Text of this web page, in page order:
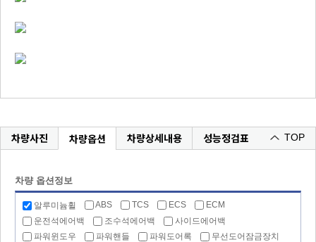
차량사진 차량옵션 차량상세내용 성능정검표 TOP
차량 옵션정보
알루미늄휠 ABS TCS ECS
ECM
운전석에어백
조수석에어백
사이드에어백
파워윈도우
파워핸들 파워도어록
무선도어잠금장치